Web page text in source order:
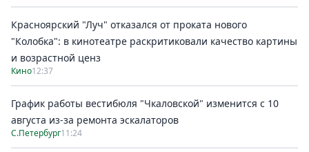
Красноярский "Луч" отказался от проката нового
"Колобка": в кинотеатре раскритиковали качество картины
и возрастной ценз
Кино12:37
График работы вестибюля "Чкаловской" изменится с 10
августа из-за ремонта эскалаторов
С.Петербург11:24